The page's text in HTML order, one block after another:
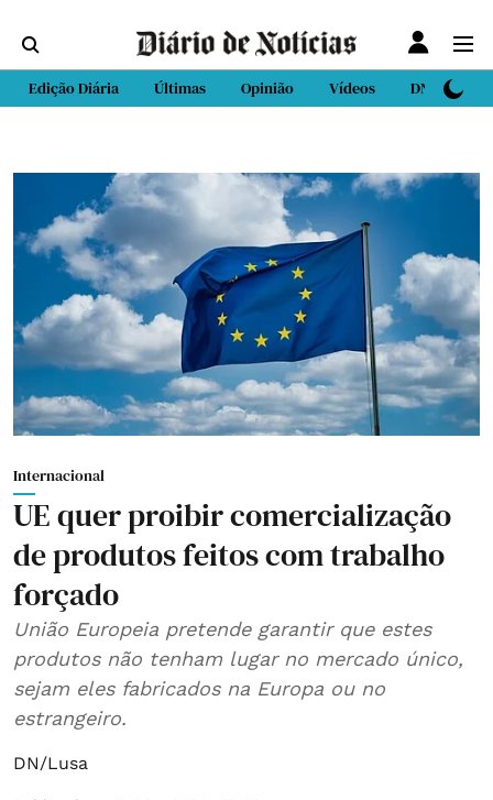
Edição Diária Últimas Opinião Vídeos DN Sport
Internacional
UE quer proibir comercialização
de produtos feitos com trabalho
forçado
União Europeia pretende garantir que estes
produtos não tenham lugar no mercado único,
sejam eles fabricados na Europa ou no
estrangeiro.
DN/Lusa